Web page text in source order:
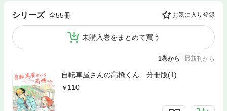
シリーズ 全55冊 お気に入り登録
未購入巻をまとめて買う
1巻から | 最新刊から
自転車屋さんの高橋くん 分冊版(1)
110